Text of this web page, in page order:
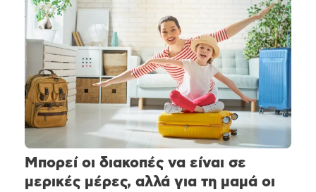
Μπορεί οι διακοπές να είναι σε
μερικές μέρες, αλλά για τη μαμά οι